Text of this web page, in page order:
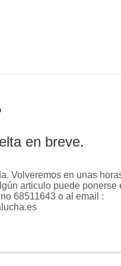
en breve.
Volveremos en unas
articulo puede ponerse
68511643 o al email :